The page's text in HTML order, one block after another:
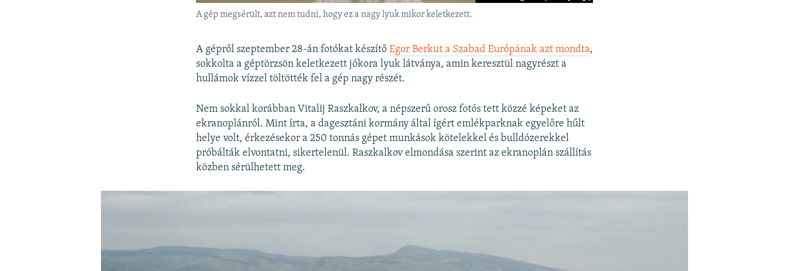
A gép megsérült, azt nem tudni, hogy ez a nagy lyuk mikor keletkezett.
A gépről szeptember 28-án fotókat készítő Egor Berkut a Szabad Európának azt mondta,
sokkolta a géptörzsön keletkezett jókora lyuk látványa, amin keresztül nagyrészt a
hullámok vízzel töltötték fel a gép nagy részét.
Nem sokkal korábban Vitalij Raszkalkov, a népszerű orosz fotós tett közzé képeket az
ekranoplánról. Mint írta, a dagesztáni kormány által ígért emlékparknak egyelőre hűlt
helye volt, érkezésekor a 250 tonnás gépet munkások kötelekkel és bulldózerekkel
próbálták elvontatni, sikertelenül. Raszkalkov elmondása szerint az ekranoplán szállítás
közben sérülhetett meg.